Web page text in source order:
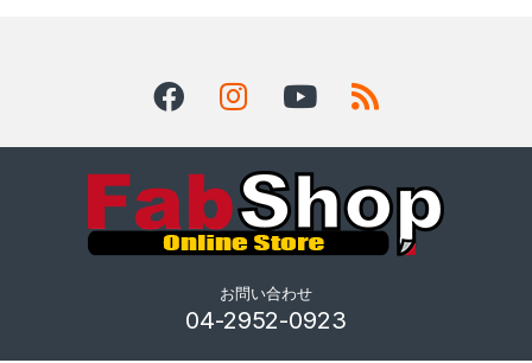
お問い合わせ
04-2952-0923